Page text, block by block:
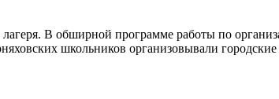
В обширной программе работы по
школьников организовывали